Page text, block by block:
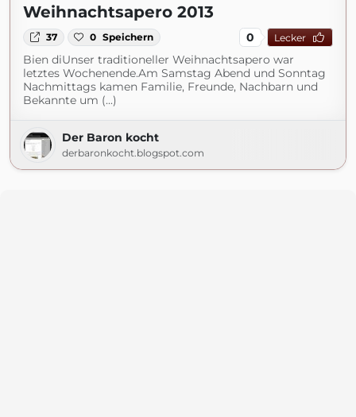
Weihnachtsapero 2013
37 0 Speichern 0 Lecker
Bien diUnser traditioneller Weihnachtsapero war
letztes Wochenende.Am Samstag Abend und Sonntag
Nachmittags kamen Familie, Freunde, Nachbarn und
Bekannte um (...)
Der Baron kocht
derbaronkocht.blogspot.com